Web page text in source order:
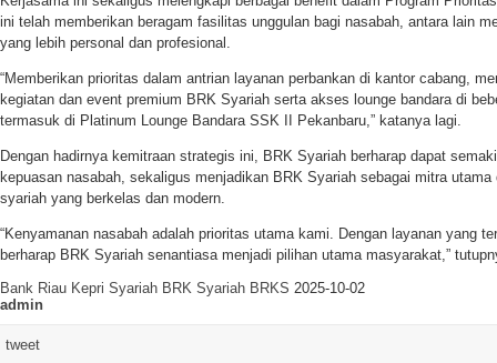
ini telah memberikan beragam fasilitas unggulan bagi nasabah, antara lain
yang lebih personal dan profesional.
“Memberikan prioritas dalam antrian layanan perbankan di kantor cabang,
kegiatan dan event premium BRK Syariah serta akses lounge bandara di
termasuk di Platinum Lounge Bandara SSK II Pekanbaru,” katanya lagi.
Dengan hadirnya kemitraan strategis ini, BRK Syariah berharap dapat
kepuasan nasabah, sekaligus menjadikan BRK Syariah sebagai mitra
syariah yang berkelas dan modern.
“Kenyamanan nasabah adalah prioritas utama kami. Dengan layanan yang
berharap BRK Syariah senantiasa menjadi pilihan utama masyarakat,”
Bank Riau Kepri Syariah BRK Syariah BRKS 2025-10-02
admin
tweet